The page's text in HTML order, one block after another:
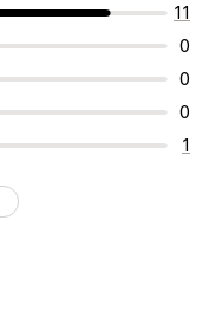
11
0
0
0
1